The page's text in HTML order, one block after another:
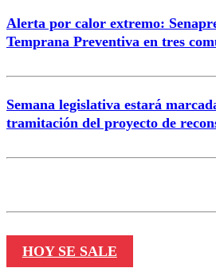
Alerta por calor extremo:
Temprana Preventiva en tres
Semana legislativa estará
tramitación del proyecto de
HOY SE SALE